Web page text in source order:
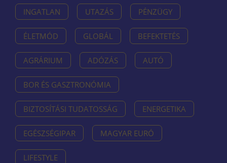
INGATLAN UTAZÁS PÉNZÜGY
ÉLETMÓD GLOBÁL BEFEKTETÉS
AGRÁRIUM ADÓZÁS AUTÓ
BOR ÉS GASZTRONÓMIA
BIZTOSÍTÁSI TUDATOSSÁG ENERGETIKA
EGÉSZSÉGIPAR MAGYAR EURÓ
LIFESTYLE